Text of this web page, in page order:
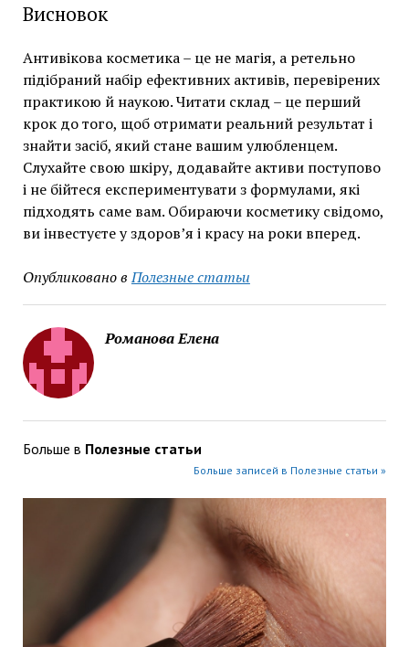
Висновок
Антивікова косметика – це не магія, а ретельно
підібраний набір ефективних активів, перевірених
практикою й наукою. Читати склад – це перший
крок до того, щоб отримати реальний результат і
знайти засіб, який стане вашим улюбленцем.
Слухайте свою шкіру, додавайте активи поступово
і не бійтеся експериментувати з формулами, які
підходять саме вам. Обираючи косметику свідомо,
ви інвестуєте у здоров’я і красу на роки вперед.
Опубликовано в Полезные статьи
Романова Елена
Больше в Полезные статьи
Больше записей в Полезные статьи »